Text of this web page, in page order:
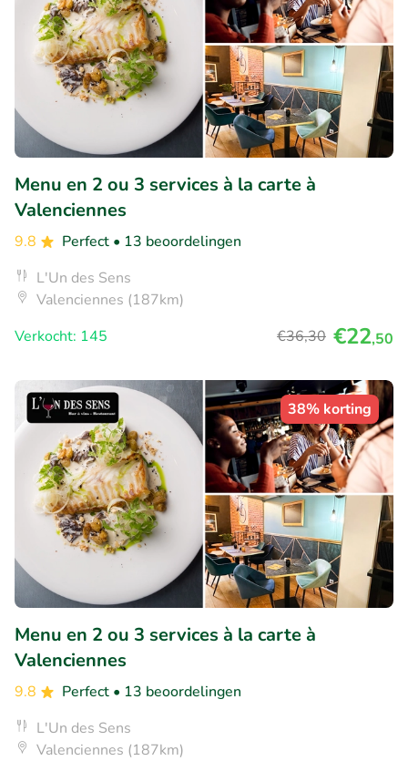
Menu en 2 ou 3 services à la carte à
Valenciennes
9.8 Perfect • 13 beoordelingen
L'Un des Sens
Valenciennes (187km)
Verkocht: 145
€36,30 €22,50
38% korting
Menu en 2 ou 3 services à la carte à
Valenciennes
9.8 Perfect • 13 beoordelingen
L'Un des Sens
Valenciennes (187km)